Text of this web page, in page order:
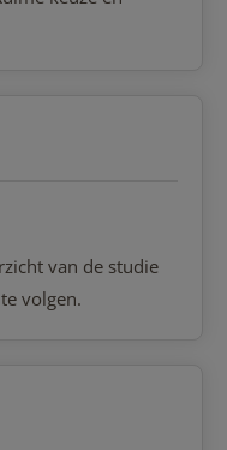
van de studie
volgen.